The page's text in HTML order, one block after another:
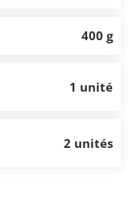
400 g
1 unité
2 unités